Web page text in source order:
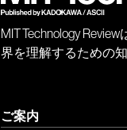
MIT Technology
界を理解するための
ご案内